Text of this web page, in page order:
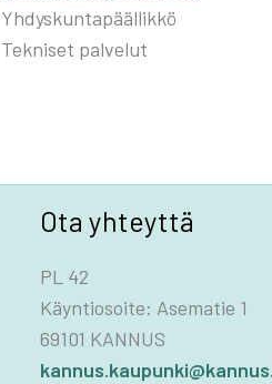
Yhdyskuntapäällikkö
Tekniset palvelut
Ota yhteyttä
PL 42
Käyntiosoite: Asematie 1
69101 KANNUS